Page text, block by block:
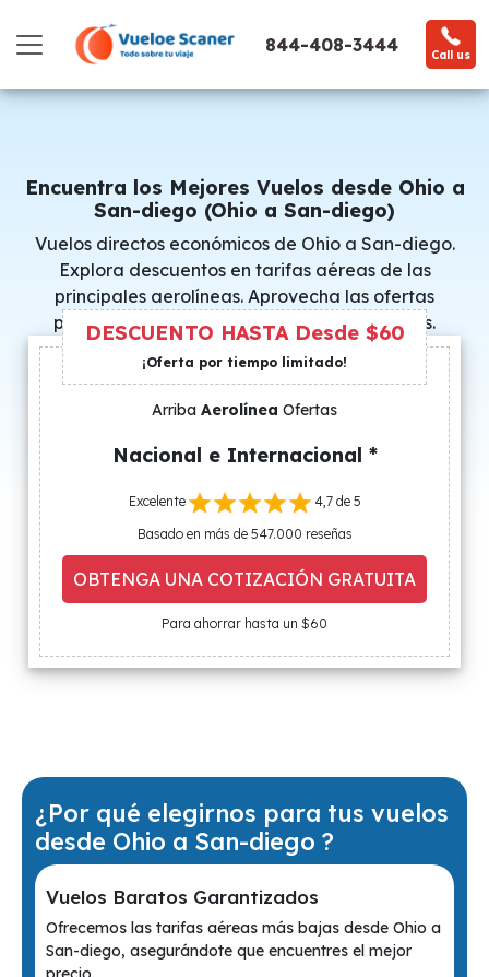
844-408-3444 Call us
Encuentra los Mejores Vuelos desde Ohio a
San-diego (Ohio a San-diego)
Vuelos directos económicos de Ohio a San-diego.
Explora descuentos en tarifas aéreas de las
principales aerolíneas. Aprovecha las ofertas
promocionales y consigue precios especiales.
DESCUENTO HASTA Desde $60
¡Oferta por tiempo limitado!
Arriba Aerolínea Ofertas
Nacional e Internacional *
Excelente
4,7 de 5
Basado en más de 547.000 reseñas
OBTENGA UNA COTIZACIÓN GRATUITA
Para ahorrar hasta un $60
¿Por qué elegirnos para tus vuelos
desde Ohio a San-diego ?
Vuelos Baratos Garantizados
Ofrecemos las tarifas aéreas más bajas desde Ohio a
San-diego, asegurándote que encuentres el mejor